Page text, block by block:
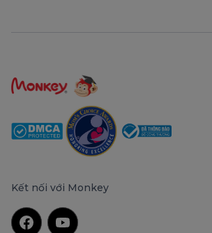
Kết nối với Monkey